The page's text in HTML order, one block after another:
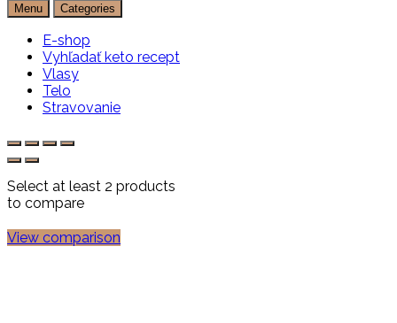
Menu Categories
E-shop
Vyhľadať keto recept
Vlasy
Telo
Stravovanie
Select at least 2 products
to compare
View comparison